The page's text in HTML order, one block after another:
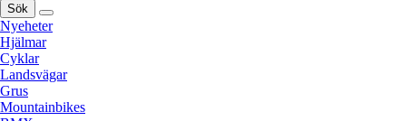
Sök
Nyeheter
Hjälmar
Cyklar
Landsvägar
Grus
Mountainbikes